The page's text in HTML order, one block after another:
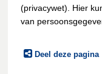
(privacywet). Hier
van
Deel deze pagina